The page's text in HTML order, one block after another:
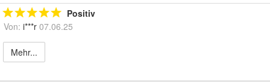
Positiv
Von: i***r 07.06.25
Mehr...